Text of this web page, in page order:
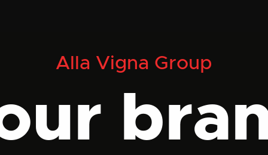
Alla Vigna Group